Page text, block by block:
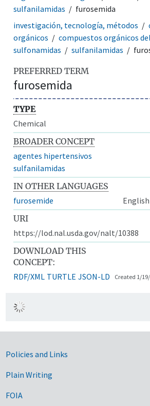
sulfanilamidas
furosemida
investigación, tecnología, métodos
orgánicos
compuestos orgánicos
sulfonamidas
sulfanilamidas
PREFERRED TERM
furosemida
TYPE
Chemical
BROADER CONCEPT
agentes hipertensivos
sulfanilamidas
IN OTHER LANGUAGES
furosemide
English
URI
https://lod.nal.usda.gov/nalt/10388
DOWNLOAD THIS
CONCEPT:
RDF/XML TURTLE JSON-LD Created 1/
Government Links
Policies and Links
Plain Writing
FOIA